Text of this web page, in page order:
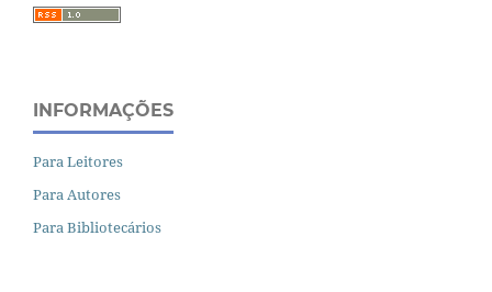
INFORMAÇÕES
Para Leitores
Para Autores
Para Bibliotecários